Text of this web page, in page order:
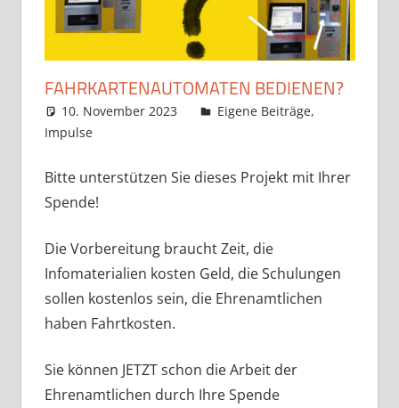
FAHRKARTENAUTOMATEN BEDIENEN?
10. November 2023 Claudia Ollenhauer
Eigene Beiträge,
Impulse
Bitte unterstützen Sie dieses Projekt mit Ihrer
Spende!
Die Vorbereitung braucht Zeit, die
Infomaterialien kosten Geld, die Schulungen
sollen kostenlos sein, die Ehrenamtlichen
haben Fahrtkosten.
Sie können JETZT schon die Arbeit der
Ehrenamtlichen durch Ihre Spende